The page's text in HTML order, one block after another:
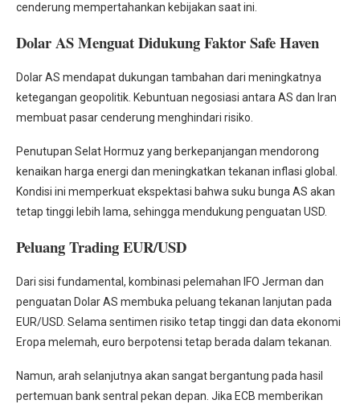
cenderung mempertahankan kebijakan saat ini.
Dolar AS Menguat Didukung Faktor Safe Haven
Dolar AS mendapat dukungan tambahan dari meningkatnya
ketegangan geopolitik. Kebuntuan negosiasi antara AS dan Iran
membuat pasar cenderung menghindari risiko.
Penutupan Selat Hormuz yang berkepanjangan mendorong
kenaikan harga energi dan meningkatkan tekanan inflasi global.
Kondisi ini memperkuat ekspektasi bahwa suku bunga AS akan
tetap tinggi lebih lama, sehingga mendukung penguatan USD.
Peluang Trading EUR/USD
Dari sisi fundamental, kombinasi pelemahan IFO Jerman dan
penguatan Dolar AS membuka peluang tekanan lanjutan pada
EUR/USD. Selama sentimen risiko tetap tinggi dan data ekonomi
Eropa melemah, euro berpotensi tetap berada dalam tekanan.
Namun, arah selanjutnya akan sangat bergantung pada hasil
pertemuan bank sentral pekan depan. Jika ECB memberikan